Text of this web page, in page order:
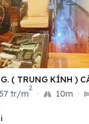
( TRUNG KÍNH )
tr/m
2
· 10m ·